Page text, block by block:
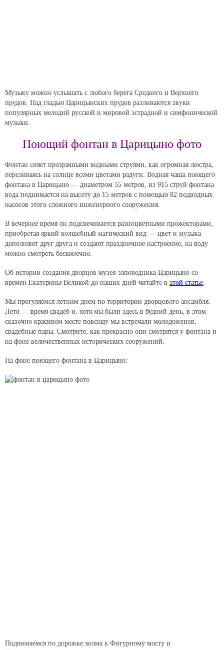
Музыку можно услышать с любого берега Среднего и Верхнего
прудов. Над гладью Царицынских прудов разливаются звуки
популярных мелодий русской и мировой эстрадной и симфонической
музыки.
Поющий фонтан в Царицыно фото
Фонтан сияет прозрачными водными струями, как огромная люстра,
переливаясь на солнце всеми цветами радуги. Водная чаша поющего
фонтана в Царицыно — диаметром 55 метров, из 915 струй фонтана
вода поднимается на высоту до 15 метров с помощью 82 подводных
насосов этого сложного инженерного сооружения.
В вечернее время он подсвечивается разноцветными прожекторами,
приобретая яркий волшебный магический вид — цвет и музыка
дополняют друг друга и создают праздничное настроение, на воду
можно смотреть бесконечно.
Об истории создания дворцов музея-заповедника Царицыно со
времен Екатерины Великой до наших дней читайте в этой статье.
Мы прогуляемся летним днем по территории дворцового ансамбля.
Лето — время свадеб и, хотя мы были здесь в будний день, в этом
сказочно красивом месте повсюду мы встречали молодоженов,
свадебные пары. Смотрите, как прекрасно они смотрятся у фонтана и
на фоне величественных исторических сооружений.
На фоне поющего фонтана в Царицыно:
Поднимаемся по дорожке холма к Фигурному мосту и